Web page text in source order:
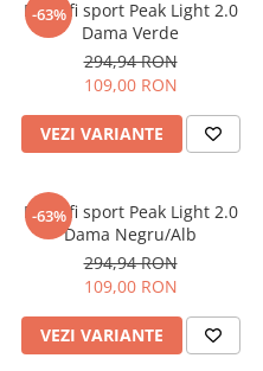
-63%
Pantofi sport Peak Light 2.0
Dama Verde
294,94 RON
109,00 RON
VEZI VARIANTE
-63%
Pantofi sport Peak Light 2.0
Dama Negru/Alb
294,94 RON
109,00 RON
VEZI VARIANTE